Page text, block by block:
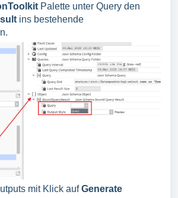
Palette unter Query den
ins bestehende
mit Klick aufGenerate